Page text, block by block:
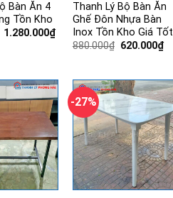
Bàn Ăn 4
Tồn Kho
Giá
1.280.000₫Giá
hiện
Thanh Lý Bộ Bàn Ăn
Ghế Đôn Nhựa Bàn
Inox Tồn Kho Giá Tốt
880.000₫ Giá
620.000₫Giá
-27%